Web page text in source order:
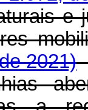
e
2021)